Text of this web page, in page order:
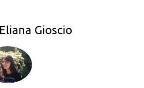
Eliana Gioscio